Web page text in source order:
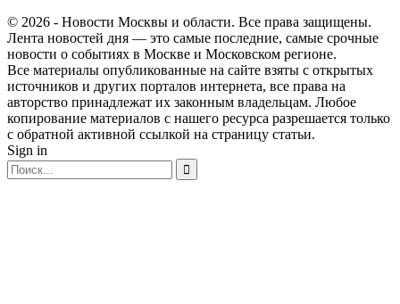
© 2026 - Новости Москвы и области. Все права защищены.
Лента новостей дня — это самые последние, самые срочные
новости о событиях в Москве и Московском регионе.
Все материалы опубликованные на сайте взяты с открытых
источников и других порталов интернета, все права на
авторство принадлежат их законным владельцам. Любое
копирование материалов с нашего ресурса разрешается только
с обратной активной ссылкой на страницу статьи.
Sign in